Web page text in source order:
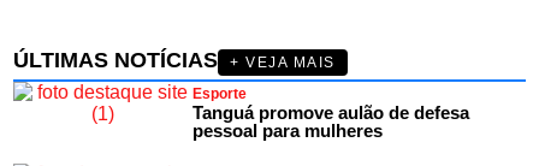
ÚLTIMAS NOTÍCIAS
+ VEJA MAIS
Esporte
Tanguá promove aulão de defesa
pessoal para mulheres